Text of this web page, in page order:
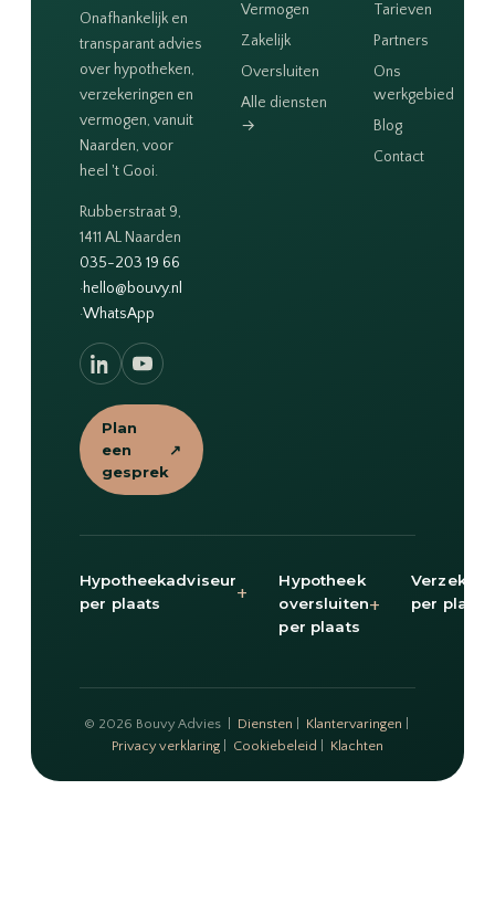
Onafhankelijk en
transparant advies
over hypotheken,
verzekeringen en
vermogen, vanuit
Naarden, voor
heel 't Gooi.
Rubberstraat 9,
1411 AL Naarden
035-203 19 66
·hello@bouvy.nl
·WhatsApp
Plan
een
gesprek
↗
Vermogen
Zakelijk
Oversluiten
Alle diensten
→
Tarieven
Partners
Ons
werkgebied
Blog
Contact
Hypotheekadviseur
per plaats
+
Hypotheek
oversluiten
per plaats
+
per plaats
© 2026 Bouvy Advies | Diensten Klantervaringen
Privacy verklaring
Cookiebeleid Klachten